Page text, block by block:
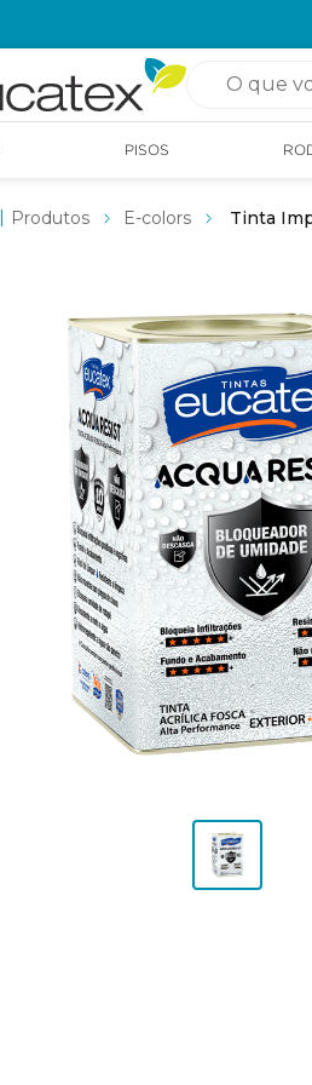
O que você
PISOS
Produtos E-colors Tinta